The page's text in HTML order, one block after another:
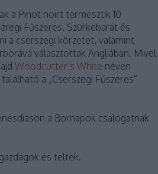
a Pinot noirt termesztik 10
Fűszeres, Szürkebarát és
a cserszegi körzetet, valamint
választottak Angliában. Mivel
Woodcutter’s White néven
a „Cserszegi Fűszeres”
a Bornapok csalogatnak
és teltek.